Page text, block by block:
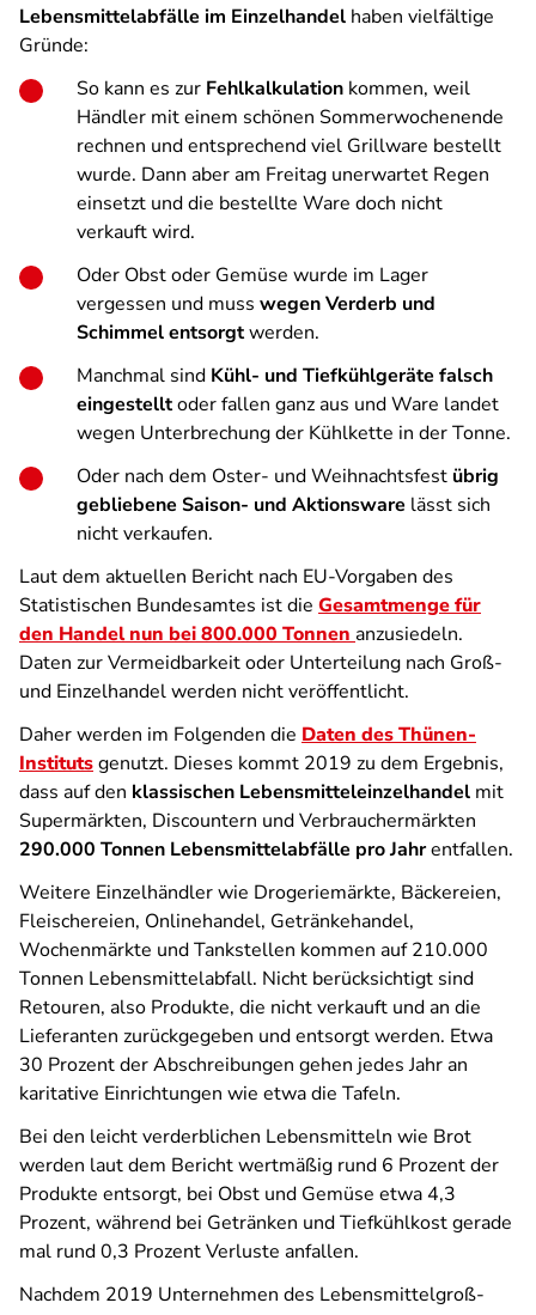
Lebensmittelabfälle im Einzelhandel haben vielfältige
Gründe:
So kann es zur Fehlkalkulation kommen, weil
Händler mit einem schönen Sommerwochenende
rechnen und entsprechend viel Grillware bestellt
wurde. Dann aber am Freitag unerwartet Regen
einsetzt und die bestellte Ware doch nicht
verkauft wird.
Oder Obst oder Gemüse wurde im Lager
vergessen und muss wegen Verderb und
Schimmel entsorgtwerden.
Manchmal sind Kühl- und Tiefkühlgeräte falsch
eingestelltoder fallen ganz aus und Ware landet
wegen Unterbrechung der Kühlkette in der Tonne.
Oder nach dem Oster- und Weihnachtsfest übrig
gebliebene Saison- und Aktionsware lässt sich
nicht verkaufen.
Laut dem aktuellen Bericht nach EU-Vorgaben des
Statistischen Bundesamtes ist die Gesamtmenge für
den Handel nun bei 800.000 Tonnen anzusiedeln.
Daten zur Vermeidbarkeit oder Unterteilung nach Groß-
und Einzelhandel werden nicht veröffentlicht.
Daher werden im Folgenden die Daten des Thünen-
Institutsgenutzt. Dieses kommt 2019 zu dem Ergebnis,
dass auf den klassischen Lebensmitteleinzelhandel mit
Supermärkten, Discountern und Verbrauchermärkten
290.000 Tonnen Lebensmittelabfälle pro Jahrentfallen.
Weitere Einzelhändler wie Drogeriemärkte, Bäckereien,
Fleischereien, Onlinehandel, Getränkehandel,
Wochenmärkte und Tankstellen kommen auf 210.000
Tonnen Lebensmittelabfall. Nicht berücksichtigt sind
Retouren, also Produkte, die nicht verkauft und an die
Lieferanten zurückgegeben und entsorgt werden. Etwa
30 Prozent der Abschreibungen gehen jedes Jahr an
karitative Einrichtungen wie etwa die Tafeln.
Bei den leicht verderblichen Lebensmitteln wie Brot
werden laut dem Bericht wertmäßig rund 6 Prozent der
Produkte entsorgt, bei Obst und Gemüse etwa 4,3
Prozent, während bei Getränken und Tiefkühlkost gerade
mal rund 0,3 Prozent Verluste anfallen.
Nachdem 2019 Unternehmen des Lebensmittelgroß-